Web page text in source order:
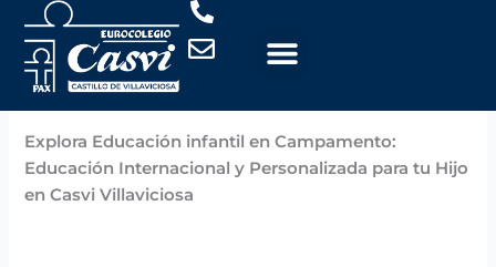
contenido
Por
Casvi/noviembre 6, 2024
Explora Educación infantil en Campamento:
Educación Internacional y Personalizada para tu Hijo
en Casvi Villaviciosa